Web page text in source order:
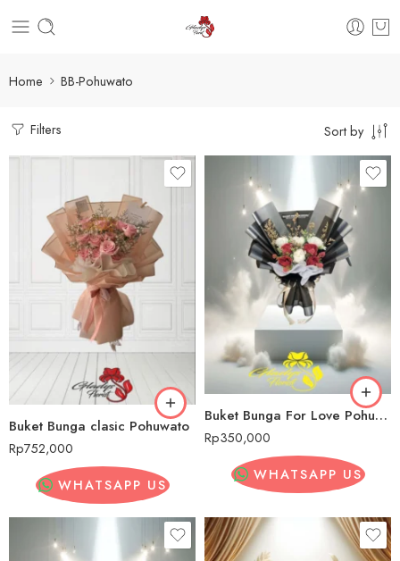
Home BB-Pohuwato
Filters Sort by
Buket Bunga clasic Pohuwato
Rp752,000
WHATSAPP US
Buket Bunga For Love Pohuwato
Rp350,000
WHATSAPP US